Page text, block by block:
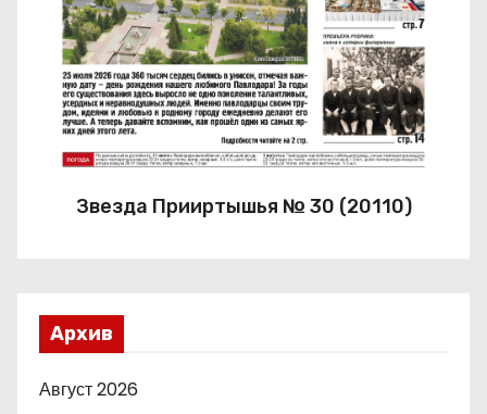
Звезда Прииртышья № 30 (20110)
Архив
Август 2026